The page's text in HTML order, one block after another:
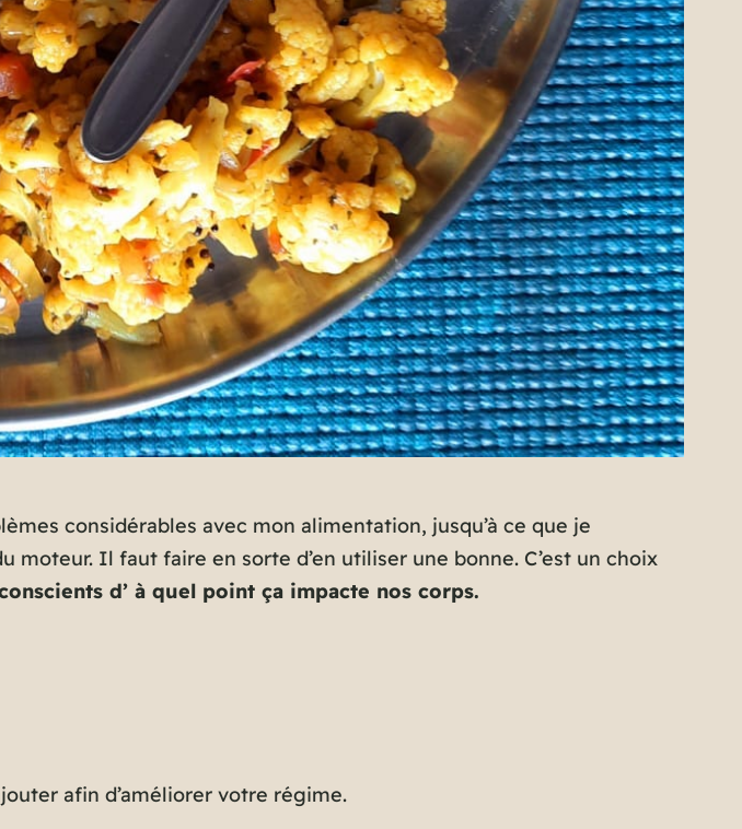
considérables avec mon alimentation, jusqu’à ce que je
moteur. Il faut faire en sorte d’en utiliser une bonne. C’est un choix
d’ à quel point ça impacte nos corps.
afin d’améliorer votre régime.